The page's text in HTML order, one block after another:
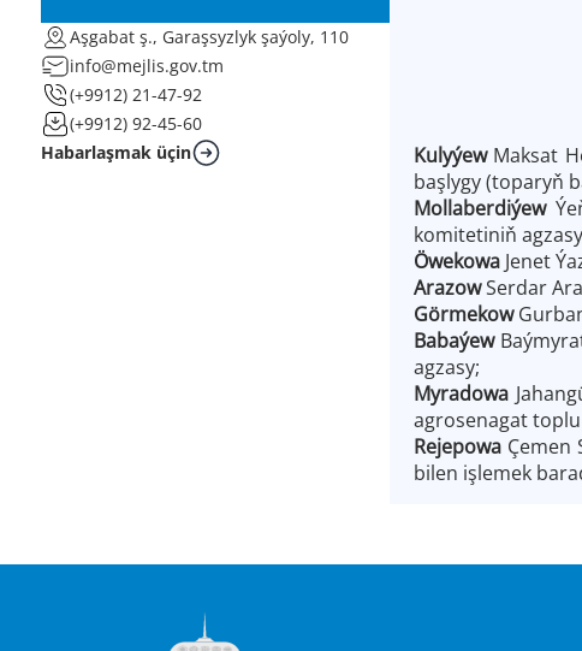
Aşgabat ş., Garaşsyzlyk şaýoly, 110
info@mejlis.gov.tm
(+9912) 21-47-92
(+9912) 92-45-60
Habarlaşmak üçin
Kulyýew Maksat
başlygy (toparyň
Mollaberdiýew
komitetiniň
Öwekowa Jenet
ArazowSerdar
Görmekow
Babaýew
agzasy;
Myradowa
agrosenagat
Rejepowa Çemen
bilen işlemek